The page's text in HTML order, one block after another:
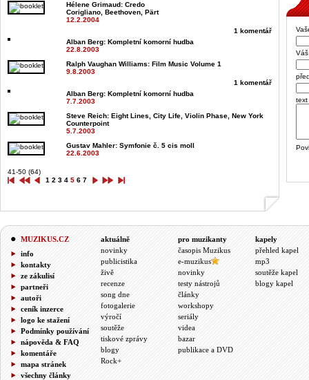
Hélene Grimaud: Credo
Corigliano, Beethoven, Pärt
12.2.2004
1 komentář
Alban Berg: Kompletní komorní hudba
22.8.2003
Ralph Vaughan Williams: Film Music Volume 1
9.8.2003
1 komentář
Alban Berg: Kompletní komorní hudba
7.7.2003
Steve Reich: Eight Lines, City Life, Violin Phase, New York
Counterpoint
5.7.2003
Gustav Mahler: Symfonie č. 5 cis moll
22.6.2003
41-50 (64)
1 2 3 4 5 6 7
text
MUZIKUS.CZ
info
kontakty
ze zákulisí
partneři
autoři
ceník inzerce
logo ke stažení
Podmínky používání
nápověda & FAQ
komentáře
mapa stránek
všechny články
aktuálně
novinky
publicistika
živě
recenze
song dne
fotogalerie
výročí
soutěže
tiskové zprávy
blogy
Rock+
pro muzikanty
časopis Muzikus
e-muzikus
novinky
testy nástrojů
články
workshopy
seriály
videa
bazar
publikace a DVD
kapely
přehled kapel
mp3
soutěže kapel
blogy kapel